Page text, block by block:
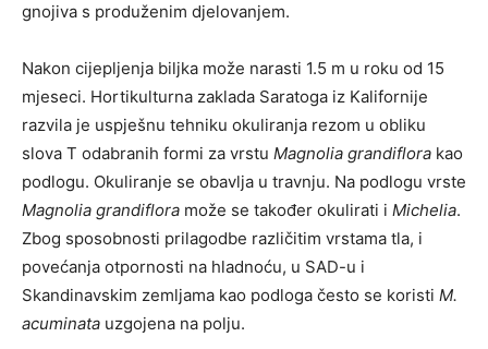
gnojiva s produženim djelovanjem.
Nakon cijepljenja biljka može narasti 1.5 m u roku od 15
mjeseci. Hortikulturna zaklada Saratoga iz Kalifornije
razvila je uspješnu tehniku okuliranja rezom u obliku
slova T odabranih formi za vrstu Magnolia grandiflora kao
podlogu. Okuliranje se obavlja u travnju. Na podlogu vrste
Magnolia grandiflora može se također okulirati i Michelia.
Zbog sposobnosti prilagodbe različitim vrstama tla, i
povećanja otpornosti na hladnoću, u SAD-u i
Skandinavskim zemljama kao podloga često se koristi M.
acuminata uzgojena na polju.